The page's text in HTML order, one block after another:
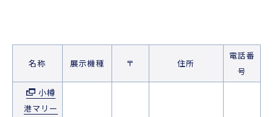
名称 展示機種 〒 住所
電話番
号
小樽
港マリー